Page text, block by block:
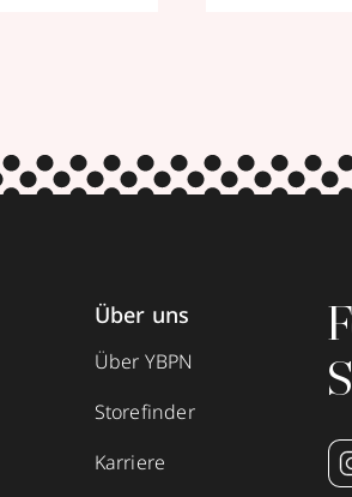
Über uns
Über YBPN
Storefinder
Karriere